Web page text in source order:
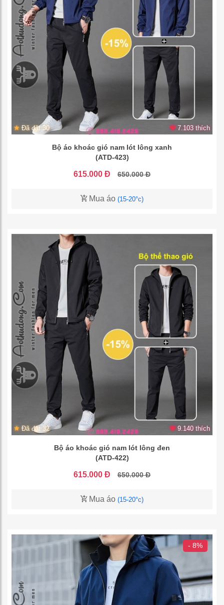
Đã đặt 30 7.103 thích
Bộ áo khoác gió nam lót lông xanh
(ATD-423)
615.000 Đ 650.000 Đ
Mua áo (15-20°c)
Đã đặt 32 9.140 thích
Bộ áo khoác gió nam lót lông đen
(ATD-422)
615.000 Đ 650.000 Đ
Mua áo (15-20°c)
- 8%